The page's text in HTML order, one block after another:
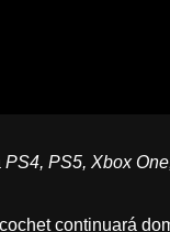
PS4, PS5, Xbox
continuará